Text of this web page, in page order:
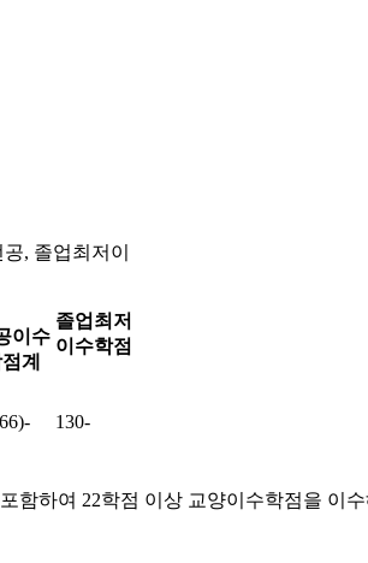
, 졸업최저이
졸업최저
이수학점
이수
계
130-
함하여 22학점 이상 교양이수학점을 이